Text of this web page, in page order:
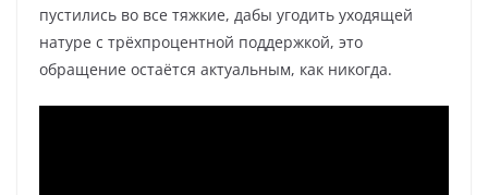
пустились во все тяжкие, дабы угодить уходящей
натуре с трёхпроцентной поддержкой, это
обращение остаётся актуальным, как никогда.